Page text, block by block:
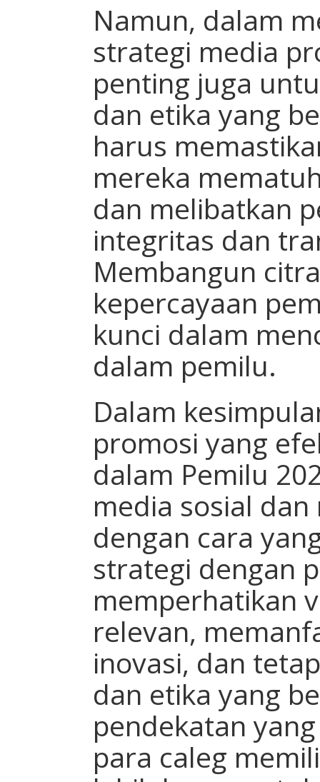
Namun, dalam
strategi media
penting juga
dan etika yang
harus
mereka
dan melibatkan
integritas dan
Membangun
kepercayaan
kunci dalam
dalam pemilu.
Dalam
promosi yang
dalam Pemilu
media sosial
dengan cara
strategi dengan
memperhatikan
relevan,
inovasi, dan
dan etika yang
pendekatan
para caleg